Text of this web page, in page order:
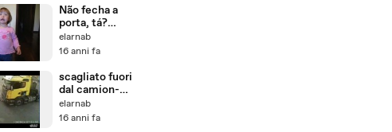
Não fecha a
porta, tá?
Tranquilo?
(Don't close
okay)
elarnab
16 anni fa
scagliato fuori
dal camion-
illeso
elarnab
16 anni fa